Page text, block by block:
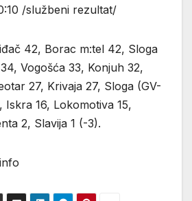
/službeni rezultat/
42, Borac m:tel 42, Sloga
Vogošća 33, Konjuh 32,
27, Krivaja 27, Sloga (GV-
Iskra 16, Lokomotiva 15,
2, Slavija 1 (-3).